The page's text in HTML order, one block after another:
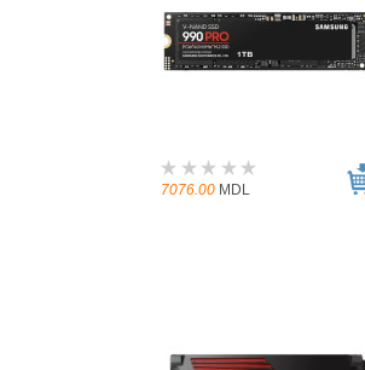
7076.00 MDL